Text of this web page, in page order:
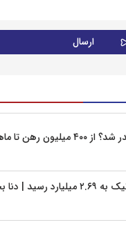
دنا دوباره گران شد؛ اتوماتیک به ۲.۶۹ میلیارد